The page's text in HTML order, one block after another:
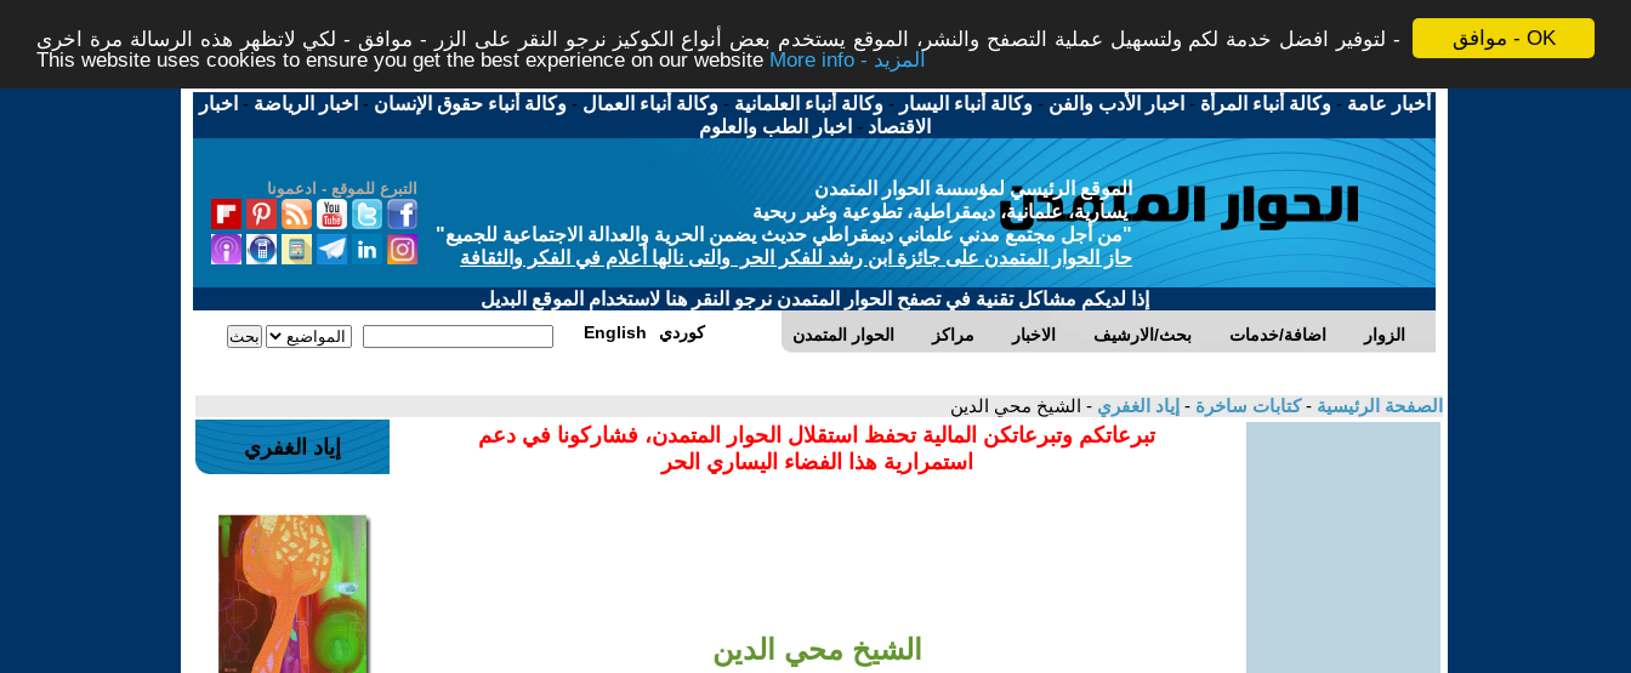
موافق - OK
لتوفير افضل خدمة لكم ولتسهيل عملية التصفح والنشر، الموقع يستخدم بعض أنواع الكوكيز نرجو النقر على الزر - موافق - لكي لاتظهر هذه الرسالة مرة اخرى -
This website uses cookies to ensure you get the best experience on our website
More info - المزيد
أخبار عامة -وكالة أنباء المرأة - اخبار الأدب والفن -وكالة أنباء اليسار -وكالة أنباء العلمانية -وكالة أنباء العمال -وكالة أنباء حقوق الإنسان - اخبار الرياضة - اخبار
الاقتصاد - اخبار الطب والعلوم
التبرع للموقع - ادعمونا
الموقع الرئيسي لمؤسسة الحوار المتمدن
يسارية، علمانية، ديمقراطية، تطوعية وغير ربحية
"من أجل مجتمع مدني علماني ديمقراطي حديث يضمن الحرية والعدالة الاجتماعية للجميع"
حاز الحوار المتمدن على جائزة ابن رشد للفكر الحر والتى نالها أعلام في الفكر والثقافة
إذا لديكم مشاكل تقنية في تصفح الحوار المتمدن نرجو النقر هنا لاستخدام الموقع البديل
الحوار المتمدن مراكز الاخبار بحث/الارشيف اضافة/خدمات الزوار English كوردي
الصفحة الرئيسية -كتابات ساخرة - إياد الغفري - الشيخ محي الدين
تبرعاتكم وتبرعاتكن المالية تحفظ استقلال الحوار المتمدن، فشاركونا في دعم
استمرارية هذا الفضاء اليساري الحر
الشيخ محي الدين
إياد الغفري